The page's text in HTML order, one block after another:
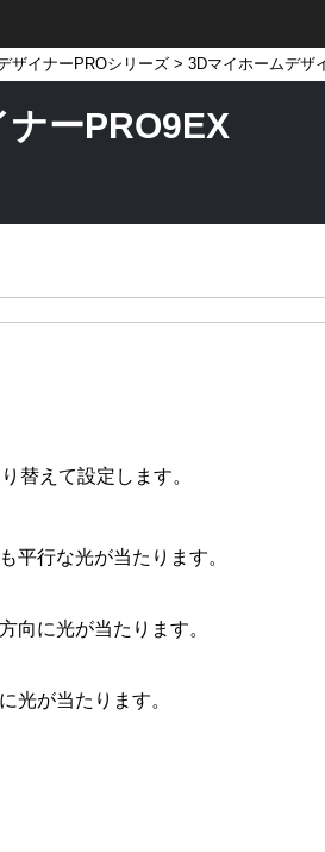
ザイナーPROシリーズ > 3Dマイホームデザ
ーPRO9EX
替えて設定します。
平行な光が当たります。
向に光が当たります。
光が当たります。